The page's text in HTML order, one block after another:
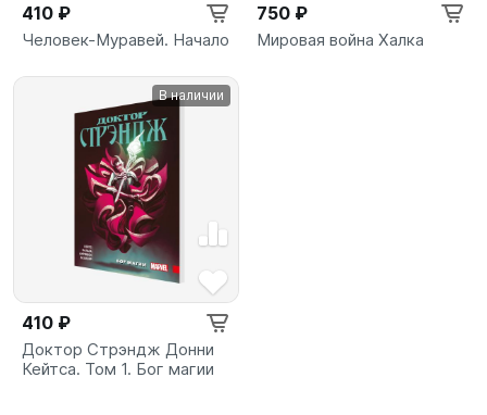
410 ₽
Человек-Муравей. Начало
750 ₽
Мировая война Халка
В наличии
410 ₽
Доктор Стрэндж Донни
Кейтса. Том 1. Бог магии